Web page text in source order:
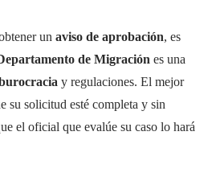
un aviso de aprobación, es
de Migración es una
y regulaciones. El mejor
su solicitud esté completa y sin
el oficial que evalúe su caso lo hará